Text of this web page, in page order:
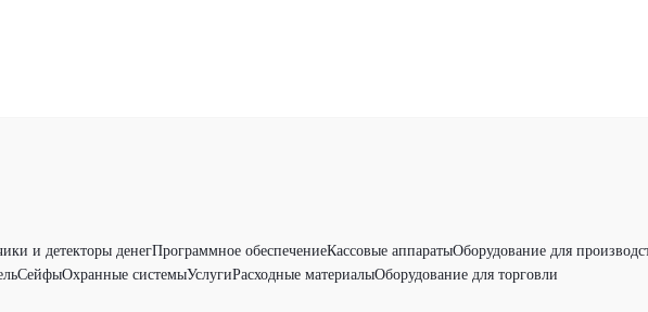
и детекторы денегПрограммное обеспечениеКассовые аппаратыОборудование для
СейфыОхранные системыУслугиРасходные материалыОборудование для торговли